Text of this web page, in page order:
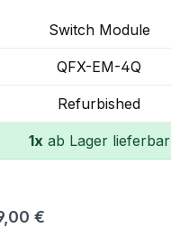
Switch Module
QFX-EM-4Q
Refurbished
1x ab Lager lieferbar
Preis:
€